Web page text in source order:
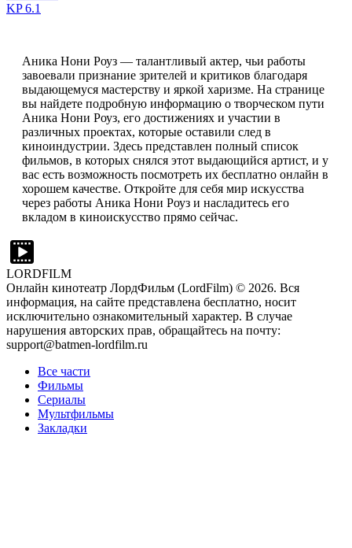
KP6.1
Аника Нони Роуз — талантливый актер, чьи работы
завоевали признание зрителей и критиков благодаря
выдающемуся мастерству и яркой харизме. На странице
вы найдете подробную информацию о творческом пути
Аника Нони Роуз, его достижениях и участии в
различных проектах, которые оставили след в
киноиндустрии. Здесь представлен полный список
фильмов, в которых снялся этот выдающийся артист, и у
вас есть возможность посмотреть их бесплатно онлайн в
хорошем качестве. Откройте для себя мир искусства
через работы Аника Нони Роуз и насладитесь его
вкладом в киноискусство прямо сейчас.
LORDFILM
Онлайн кинотеатр ЛордФильм (LordFilm) © 2026. Вся
информация, на сайте представлена бесплатно, носит
исключительно ознакомительный характер. В случае
нарушения авторских прав, обращайтесь на почту:
support@batmen-lordfilm.ru
Все части
Фильмы
Сериалы
Мультфильмы
Закладки